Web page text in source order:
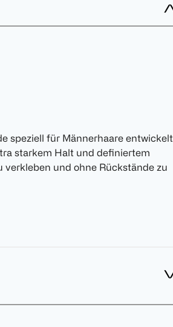
speziell für Männerhaare entwickelt
starkem Halt und definiertem
verkleben und ohne Rückstände zu